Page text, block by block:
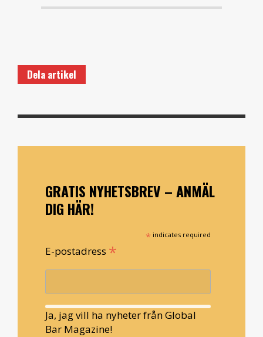
Dela artikel
GRATIS NYHETSBREV – ANMÄL
DIG HÄR!
* indicates required
E-postadress *
Ja, jag vill ha nyheter från Global
Bar Magazine!